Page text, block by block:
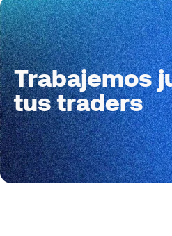
Trabajemos
tus traders